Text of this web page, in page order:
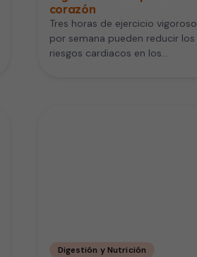
corazón
Tres horas de ejercicio vigoroso
por semana pueden reducir los
riesgos cardiacos en los
Digestión y Nutrición